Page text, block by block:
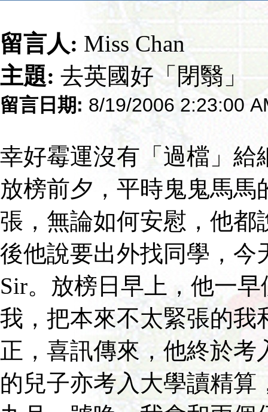
留言人: Miss Chan
主題: 去英國好「閉翳」
留言日期: 8/19/2006 2:23:00
幸好霉運沒有「過檔」給
放榜前夕，平時鬼鬼馬
張，無論如何安慰，他都
後他說要出外找同學，今
Sir。放榜日早上，他一
我，把本來不太緊張的我
正，喜訊傳來，他終於考
的兒子亦考入大學讀精